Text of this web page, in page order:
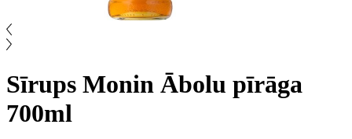
Sīrups Monin Ābolu pīrāga
700ml